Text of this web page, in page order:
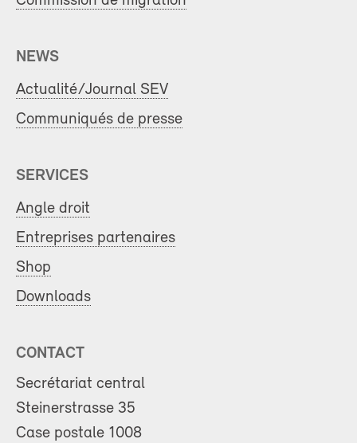
NEWS
Actualité/Journal SEV
Communiqués de presse
SERVICES
Angle droit
Entreprises partenaires
Shop
Downloads
CONTACT
Secrétariat central
Steinerstrasse 35
Case postale 1008